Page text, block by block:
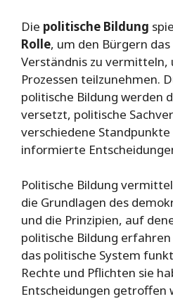
Die politische Bildung
Rolle, um den Bürgern
Verständnis zu vermitteln,
Prozessen teilzunehmen.
politische Bildung werden
versetzt, politische
verschiedene
informierte
Politische Bildung
die Grundlagen des
und die Prinzipien, auf
politische Bildung
das politische System
Rechte und Pflichten sie
Entscheidungen getroffen